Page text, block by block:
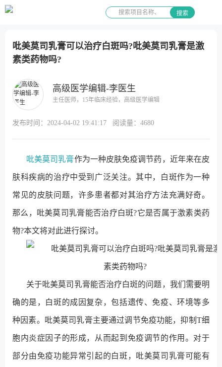
搜索
吡美莫司乳膏可以治疗白斑吗?吡美莫司乳膏是激
素类药物吗?
高级医学编辑-李医生
主任医师，15年临床经验，高级医学编辑
发布时间： 2024-04-02 19:41:17 阅读量： 4680
吡美莫司乳膏作为一种皮肤免疫调节药，近年来在皮
肤科疾病的治疗中受到广泛关注。其中，白斑作为一种
常见的皮肤问题，许多患者都对其治疗方法充满好奇。
那么，吡美莫司乳膏能否治疗白斑?它是否属于激素类药
物?本文将对此进行探讨。
关于吡美莫司乳膏能否治疗白斑的问题，我们需要明
确的是，白斑的成因复杂，包括遗传、免疫、环境等多
种因素。吡美莫司乳膏主要通过调节免疫功能，抑制T细
胞内炎症因子的形成，从而起到免疫调节的作用。对于
部分由免疫功能异常引起的白斑，吡美莫司乳膏可能有